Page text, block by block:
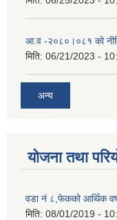
आ.व -२०८०।०८१ को
मिति: 06/21/2023 -
अन्य
योजना तथा
वडा नं ८,फेकको आर्थिक
मिति: 08/01/2019 -